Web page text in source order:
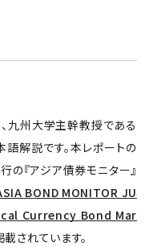
九州大学主幹教授である
解説です。本レポートの
『アジア債券モニター』
BOND MONITOR JU
Currency Bond Mar
載されています。